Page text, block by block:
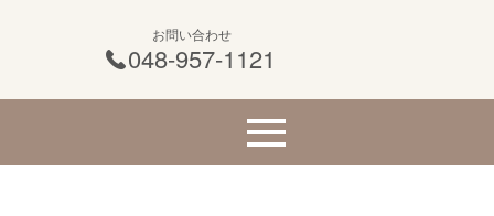
お問い合わせ
048-957-1121